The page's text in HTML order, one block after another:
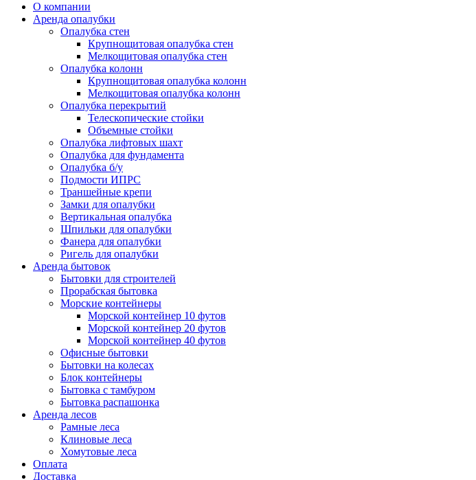
О компании
Аренда опалубки
Опалубка стен
Крупнощитовая опалубка стен
Мелкощитовая опалубка стен
Опалубка колонн
Крупнощитовая опалубка колонн
Мелкощитовая опалубка колонн
Опалубка перекрытий
Телескопические стойки
Объемные стойки
Опалубка лифтовых шахт
Опалубка для фундамента
Опалубка б/у
Подмости ИПРС
Траншейные крепи
Замки для опалубки
Вертикальная опалубка
Шпильки для опалубки
Фанера для опалубки
Ригель для опалубки
Аренда бытовок
Бытовки для строителей
Прорабская бытовка
Морские контейнеры
Морской контейнер 10 футов
Морской контейнер 20 футов
Морской контейнер 40 футов
Офисные бытовки
Бытовки на колесах
Блок контейнеры
Бытовка с тамбуром
Бытовка распашонка
Аренда лесов
Рамные леса
Клиновые леса
Хомутовые леса
Оплата
Доставка